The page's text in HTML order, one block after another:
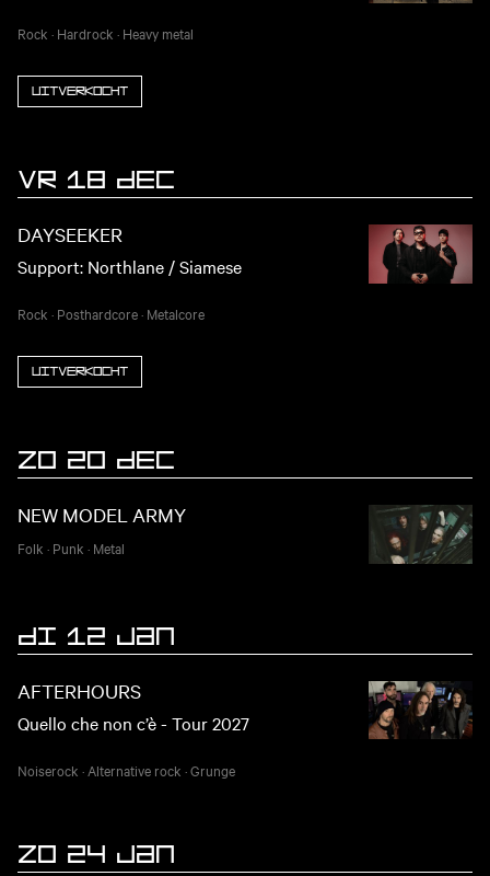
Rock · Hardrock · Heavy metal
Uitverkocht
VR 18 DEC
DAYSEEKER
Support: Northlane / Siamese
Rock · Posthardcore· Metalcore
Uitverkocht
ZO 20 DEC
NEW MODEL ARMY
Folk · Punk · Metal
DI 12 JAN
AFTERHOURS
Quello che non c’è - Tour 2027
Noiserock · Alternative rock ·Grunge
ZO 24 JAN